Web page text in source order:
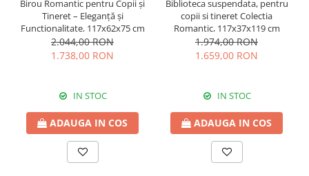
Birou Romantic pentru Copii și
Tineret – Eleganță și
Funcționalitate, 117x62x75 cm
2.044,00 RON
1.738,00 RON
IN STOC
ADAUGA IN COS
Biblioteca suspendata, pentru
copii si tineret Colectia
Romantic, 117x37x119 cm
1.974,00 RON
1.659,00 RON
IN STOC
ADAUGA IN COS